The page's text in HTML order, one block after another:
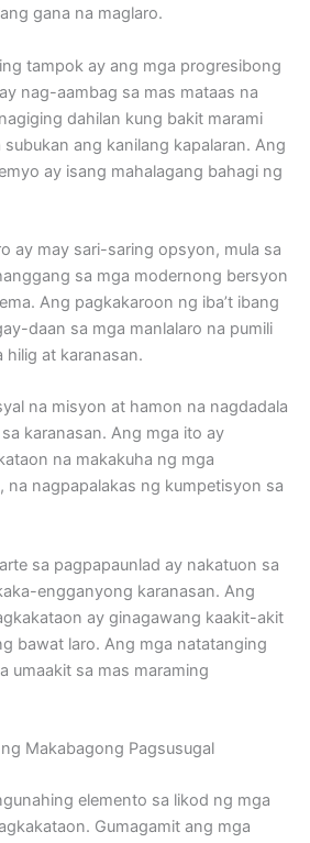
gana na maglaro.
tampok ay ang mga progresibong
nag-aambag sa mas mataas na
dahilan kung bakit marami
ang kanilang kapalaran. Ang
ay isang mahalagang bahagi ng
ay may sari-saring opsyon, mula sa
sa mga modernong bersyon
Ang pagkakaroon ng iba’t ibang
daan sa mga manlalaro na pumili
hilig at karanasan.
na misyon at hamon na nagdadala
karanasan. Ang mga ito ay
na makakuha ng mga
na nagpapalakas ng kumpetisyon sa
sa pagpapaunlad ay nakatuon sa
engganyong karanasan. Ang
ay ginagawang kaakit-akit
bawat laro. Ang mga natatanging
umaakit sa mas maraming
Makabagong Pagsusugal
elemento sa likod ng mga
Gumagamit ang mga